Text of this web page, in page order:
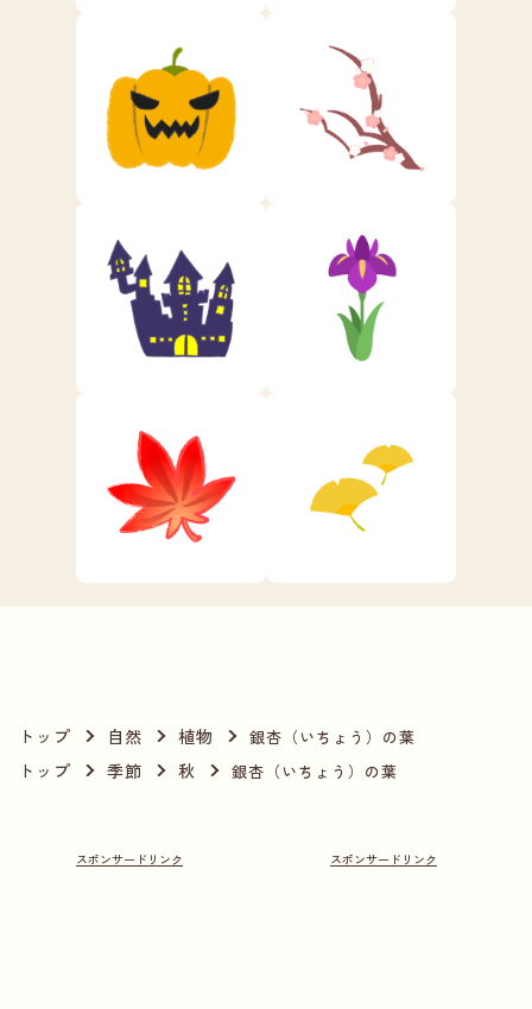
トップ 自然 植物 銀杏（いちょう）の葉
トップ 季節 秋 銀杏（いちょう）の葉